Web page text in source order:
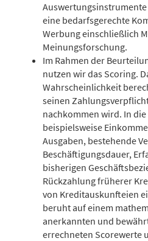
eine bedarfsgerechte
Werbung einschließlich
Meinungsforschung.
Im Rahmen der
nutzen wir das Scoring.
Wahrscheinlichkeit
seinen
nachkommen wird. In
beispielsweise
Ausgaben, bestehende
Beschäftigungsdauer,
bisherigen
Rückzahlung früherer
von Kreditauskunfteien
beruht auf einem
anerkannten und
errechneten Scorewerte